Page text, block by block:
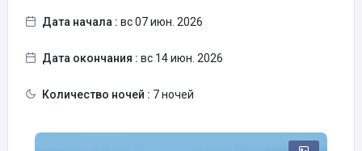
Дата начала : вс 07 июн. 2026
Дата окончания : вс 14 июн. 2026
Количество ночей : 7 ночей